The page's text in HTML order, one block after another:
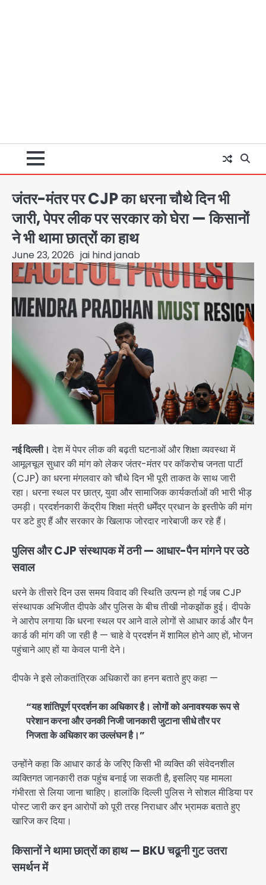
जंतर-मंतर पर CJP का धरना चौथे दिन भी
जारी, पेपर लीक पर सरकार को घेरा — किसानों
ने भी थामा छात्रों का हाथ
June 23, 2026 jai hind janab
नई दिल्ली। देश में पेपर लीक की बढ़ती घटनाओं और शिक्षा व्यवस्था में
आमूलचूल सुधार की मांग को लेकर जंतर-मंतर पर कॉकरोच जनता पार्टी
(CJP) का धरना मंगलवार को चौथे दिन भी पूरी ताकत के साथ जारी
रहा। धरना स्थल पर छात्र, युवा और सामाजिक कार्यकर्ताओं की भारी भीड़
उमड़ी। प्रदर्शनकारी केंद्रीय शिक्षा मंत्री धर्मेंद्र प्रधान के इस्तीफे की मांग
पर डटे हुए हैं और सरकार के खिलाफ जोरदार नारेबाजी कर रहे हैं।
पुलिस और CJP संस्थापक में ठनी — आधार-पैन मांगने पर उठे
सवाल
धरने के तीसरे दिन उस समय विवाद की स्थिति उत्पन्न हो गई जब CJP
संस्थापक अभिजीत दीपके और पुलिस के बीच तीखी नोकझोंक हुई। दीपके
ने आरोप लगाया कि धरना स्थल पर आने वाले लोगों से आधार कार्ड और पैन
कार्ड की मांग की जा रही है — चाहे वे प्रदर्शन में शामिल होने आए हों, भोजन
पहुंचाने आए हों या केवल पानी देने।
दीपके ने इसे लोकतांत्रिक अधिकारों का हनन बताते हुए कहा —
“यह शांतिपूर्ण प्रदर्शन का अधिकार है। लोगों को अनावश्यक रूप से
परेशान करना और उनकी निजी जानकारी जुटाना सीधे तौर पर
निजता के अधिकार का उल्लंघन है।”
उन्होंने कहा कि आधार कार्ड के जरिए किसी भी व्यक्ति की संवेदनशील
व्यक्तिगत जानकारी तक पहुंच बनाई जा सकती है, इसलिए यह मामला
गंभीरता से लिया जाना चाहिए। हालांकि दिल्ली पुलिस ने सोशल मीडिया पर
पोस्ट जारी कर इन आरोपों को पूरी तरह निराधार और भ्रामक बताते हुए
खारिज कर दिया।
किसानों ने थामा छात्रों का हाथ — BKU चढूनी गुट उतरा
समर्थन में